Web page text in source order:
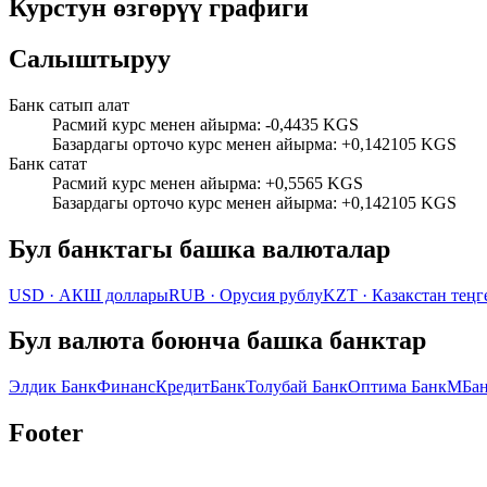
Курстун өзгөрүү графиги
Салыштыруу
Банк сатып алат
Расмий курс менен айырма: -0,4435 KGS
Базардагы орточо курс менен айырма: +0,142105 KGS
Банк сатат
Расмий курс менен айырма: +0,5565 KGS
Базардагы орточо курс менен айырма: +0,142105 KGS
Бул банктагы башка валюталар
USD · АКШ долларыRUB · Орусия рублуKZT · Казакстан
Бул валюта боюнча башка банктар
Элдик БанкФинансКредитБанкТолубай БанкОптима Банк
Footer